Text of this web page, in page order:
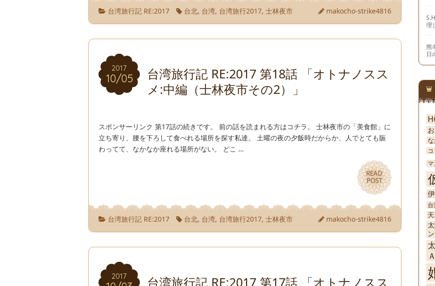
台湾旅行記 RE:2017 台北, 台湾, 台湾旅行2017,士林夜市 makocho-strike4816
2017
10/05
2017
10/05
台湾旅行記 RE:2017 第18話 「オトナノスス
メ:中編（士林夜市その2）」
スポンサーリンク 第17話の続きです。 前の話を読まれる方はコチラ。 士林夜市の「美食館」に
立ち寄り、腰を下ろして食べれる場所を探す私達。 土曜の夜の夕飯時だからか、人でとても賑
わってて、なかなか座れる場所がない。 どこ …
READ
POST
READ
POST
台湾旅行記 RE:2017 台北, 台湾, 台湾旅行2017,士林夜市 makocho-strike4816
2017
2017 台湾旅行記 RE:2017 第17話 「オトナノスス
理
熊
日
マ
台
ン